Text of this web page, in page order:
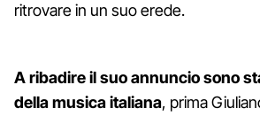
ritrovare in un suo erede.
A ribadire il suo annuncio sono
della musica italiana, prima